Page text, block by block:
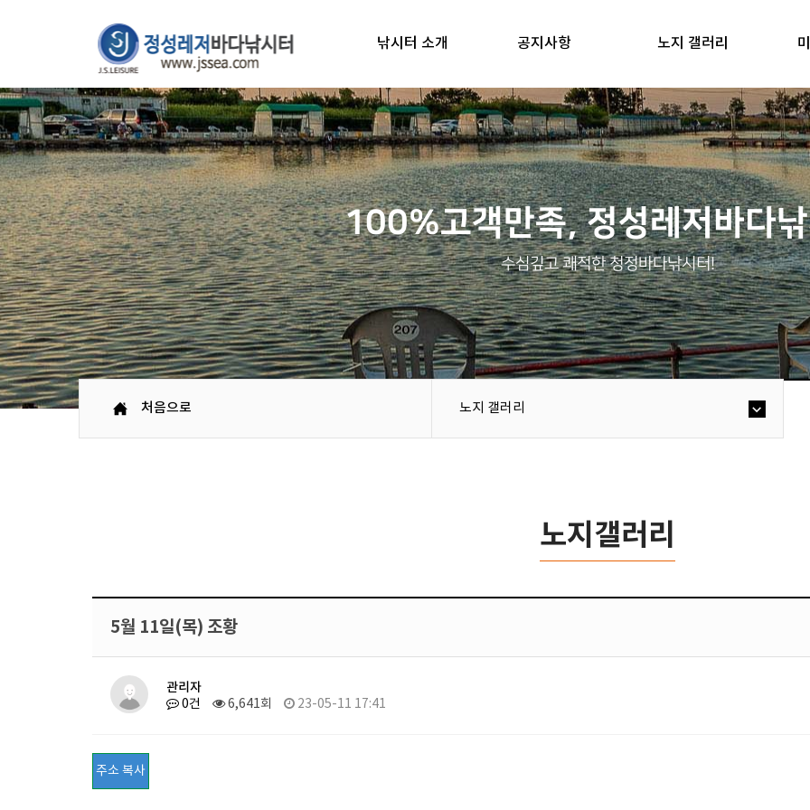
낚시터 소개 공지사항 노지 갤러리
100%고객만족, 정성레저바다
수심깊고 쾌적한 청정바다낚시터!
처음으로 노지 갤러리
노지갤러리
5월 11일(목) 조황
관리자
0건 6,641회 23-05-11 17:41
주소 복사